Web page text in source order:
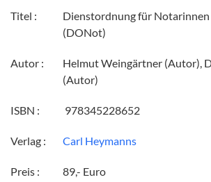
Titel :
Dienstordnung für
(DONot)
Autor :
Helmut Weingärtner (Autor),
(Autor)
ISBN : ‎ 978345228652
Verlag : Carl Heymanns
Preis : 89,- Euro